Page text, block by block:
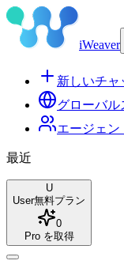
iWeaver
新しいチャ
グローバル
エージェン
最近
U
User無料プラン
0
Pro を取得